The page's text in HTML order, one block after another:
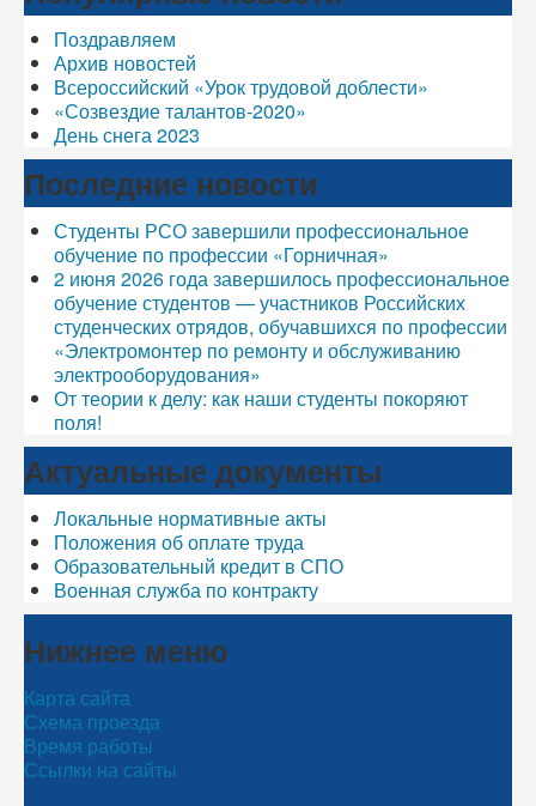
Поздравляем
Архив новостей
Всероссийский «Урок трудовой доблести»
«Созвездие талантов-2020»
День снега 2023
Последние новости
Студенты РСО завершили профессиональное
обучение по профессии «Горничная»
2 июня 2026 года завершилось профессиональное
обучение студентов — участников Российских
студенческих отрядов, обучавшихся по профессии
«Электромонтер по ремонту и обслуживанию
электрооборудования»
От теории к делу: как наши студенты покоряют
поля!
Актуальные документы
Локальные нормативные акты
Положения об оплате труда
Образовательный кредит в СПО
Военная служба по контракту
Нижнее меню
Карта сайта
Схема проезда
Время работы
Ссылки на сайты